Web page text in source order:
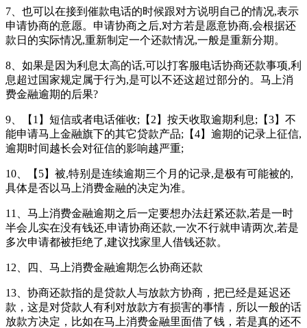
7、也可以在接到催款电话的时候跟对方说明自己的情况,表示
申请协商的意愿。申请协商之后,对方若是愿意协商,会根据还
款日的实际情况,重新制定一个还款情况,一般是重新分期。
8、如果是因为利息太高的话,可以打客服电话协商还款事项,利
息超过国家规定属于行为,是可以不还这超过部分的。马上消
费金融逾期的后果?
9、【1】短信或者电话催收;【2】按天收取逾期利息;【3】不
能申请马上金融旗下的其它贷款产品;【4】逾期的记录上征信,
逾期时间越长会对征信的影响越严重;
10、【5】被,特别是连续逾期三个月的记录,是极有可能被的,
具体是否以马上消费金融的决定为准。
11、马上消费金融逾期之后一定要想办法赶紧还款,若是一时
半会儿实在没有钱还,申请协商还款,一次不行就申请两次,若是
多次申请都被拒绝了,建议找家里人借钱还款。
12、四、马上消费金融逾期怎么协商还款
13、协商还款指的是贷款人与放款方协商，把已经是延迟还
款，这是对贷款人有利对放款方有损害的事情，所以一般的话
放款方决定，比如在马上消费金融里面借了钱，若是真的还不